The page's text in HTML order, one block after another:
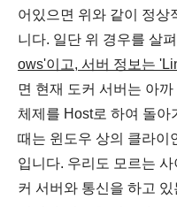
어있으면 위와 같이 정상
니다. 일단 위 경우를 살
ows'이고, 서버 정보는
면 현재 도커 서버는 아
체제를 Host로 하여 돌아
때는 윈도우 상의 클라이
입니다. 우리도 모르는
커 서버와 통신을 하고